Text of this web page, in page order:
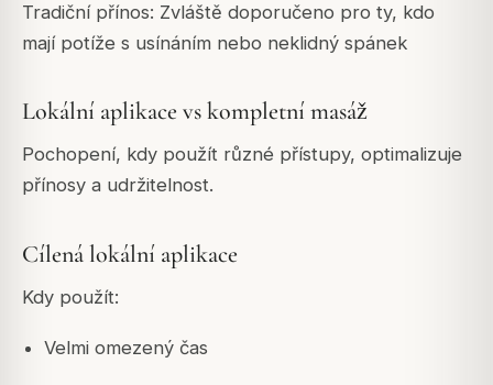
Tradiční přínos: Zvláště doporučeno pro ty, kdo
mají potíže s usínáním nebo neklidný spánek
Lokální aplikace vs kompletní masáž
Pochopení, kdy použít různé přístupy, optimalizuje
přínosy a udržitelnost.
Cílená lokální aplikace
Kdy použít:
Velmi omezený čas